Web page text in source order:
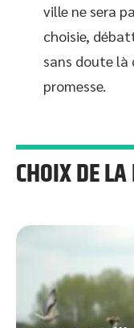
ville ne sera
choisie,
sans doute là
promesse.
CHOIX DE